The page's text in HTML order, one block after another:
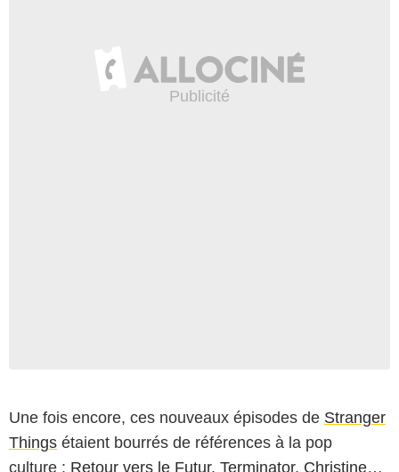
Une fois encore, ces nouveaux épisodes de Stranger
Things étaient bourrés de références à la pop
culture : Retour vers le Futur, Terminator, Christine…